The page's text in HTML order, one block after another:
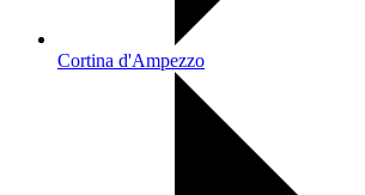
Cortina d'Ampezzo